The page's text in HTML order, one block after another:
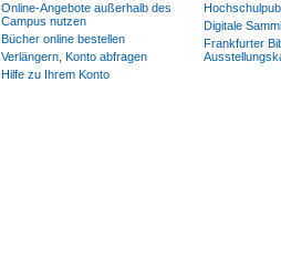
Online-Angebote außerhalb des
Campus nutzen
Bücher online bestellen
Verlängern, Konto abfragen
Hilfe zu Ihrem Konto
Digitale
Frankfurter